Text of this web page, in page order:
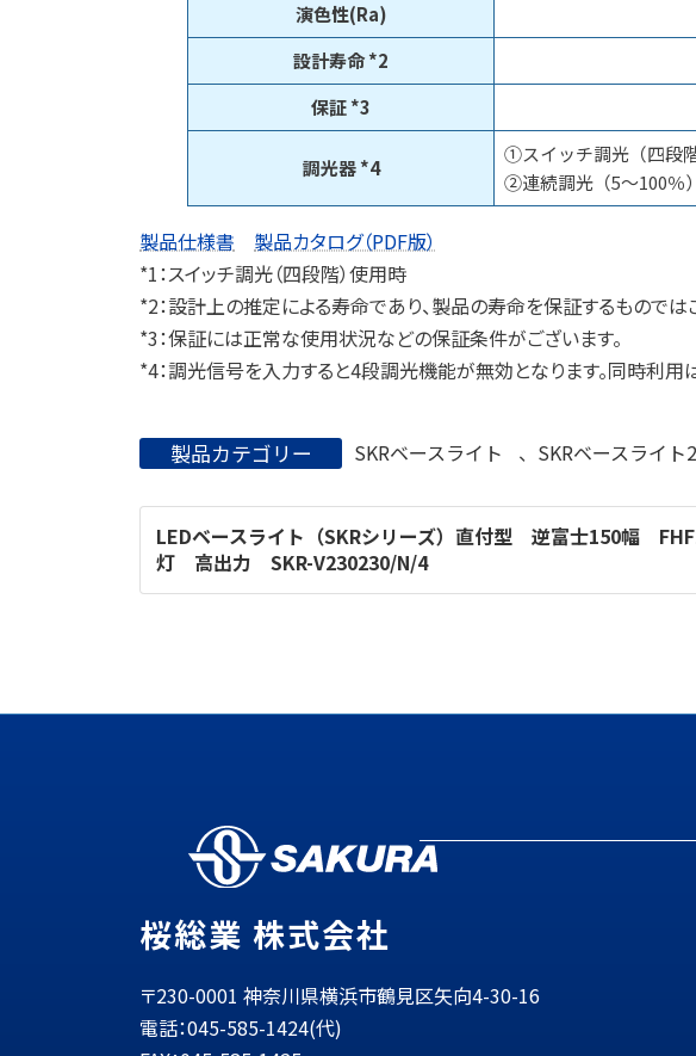
演色性(Ra)
設計寿命 *2
保証 *3
調光器 *4
①スイッチ調光（四段
②連続調光（5～100％
製品仕様書
製品カタログ（PDF版）
*1：スイッチ調光（四段階）使用時
*2：設計上の推定による寿命であり、製品の寿命を保証するものでは
*3：保証には正常な使用状況などの保証条件がございます。
*4：調光信号を入力すると4段調光機能が無効となります。同時利用
製品カテゴリー SKRベースライト 、 SKRベースライト
LEDベースライト（SKRシリーズ）直付型 逆富士150幅
灯 高出力 SKR-V230230/N/4
桜総業 株式会社
〒230-0001 神奈川県横浜市鶴見区矢向4-30-16
電話：045-585-1424(代)